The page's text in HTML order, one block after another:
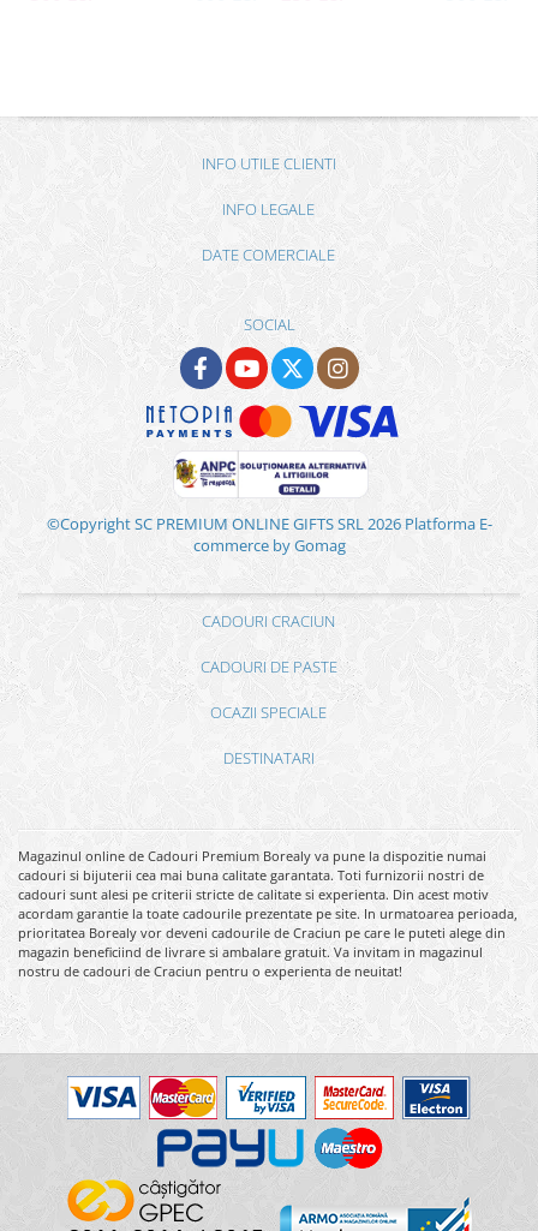
INFO UTILE CLIENTI
INFO LEGALE
DATE COMERCIALE
SOCIAL
©Copyright SC PREMIUM ONLINE GIFTS SRL 2026 Platforma E-
commerce by Gomag
CADOURI CRACIUN
CADOURI DE PASTE
OCAZII SPECIALE
DESTINATARI
Magazinul online de Cadouri Premium Borealy va pune la dispozitie numai
cadouri si bijuterii cea mai buna calitate garantata. Toti furnizorii nostri de
cadouri sunt alesi pe criterii stricte de calitate si experienta. Din acest motiv
acordam garantie la toate cadourile prezentate pe site. In urmatoarea perioada,
prioritatea Borealy vor deveni cadourile de Craciun pe care le puteti alege din
magazin beneficiind de livrare si ambalare gratuit. Va invitam in magazinul
nostru de cadouri de Craciun pentru o experienta de neuitat!